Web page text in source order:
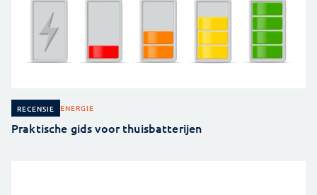
RECENSIE ENERGIE
Praktische gids voor thuisbatterijen